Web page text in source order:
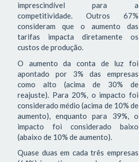
imprescindível para a
competitividade. Outros 67%
consideram que o aumento das
tarifas impacta diretamente os
custos de produção.
O aumento da conta de luz foi
apontado por 3% das empresas
como alto (acima de 30% de
reajuste). Para 20%, o impacto foi
considerado médio (acima de 10% de
aumento), enquanto para 39%, o
impacto foi considerado baixo
(abaixo de 10% de aumento).
Quase duas em cada três empresas